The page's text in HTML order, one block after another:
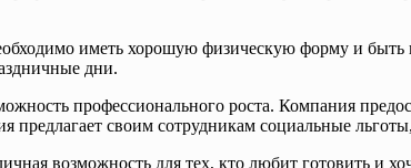
иметь хорошую физическую форму и
дни.
профессионального роста. Компания
своим сотрудникам социальные
возможность для тех, кто любит готовить и